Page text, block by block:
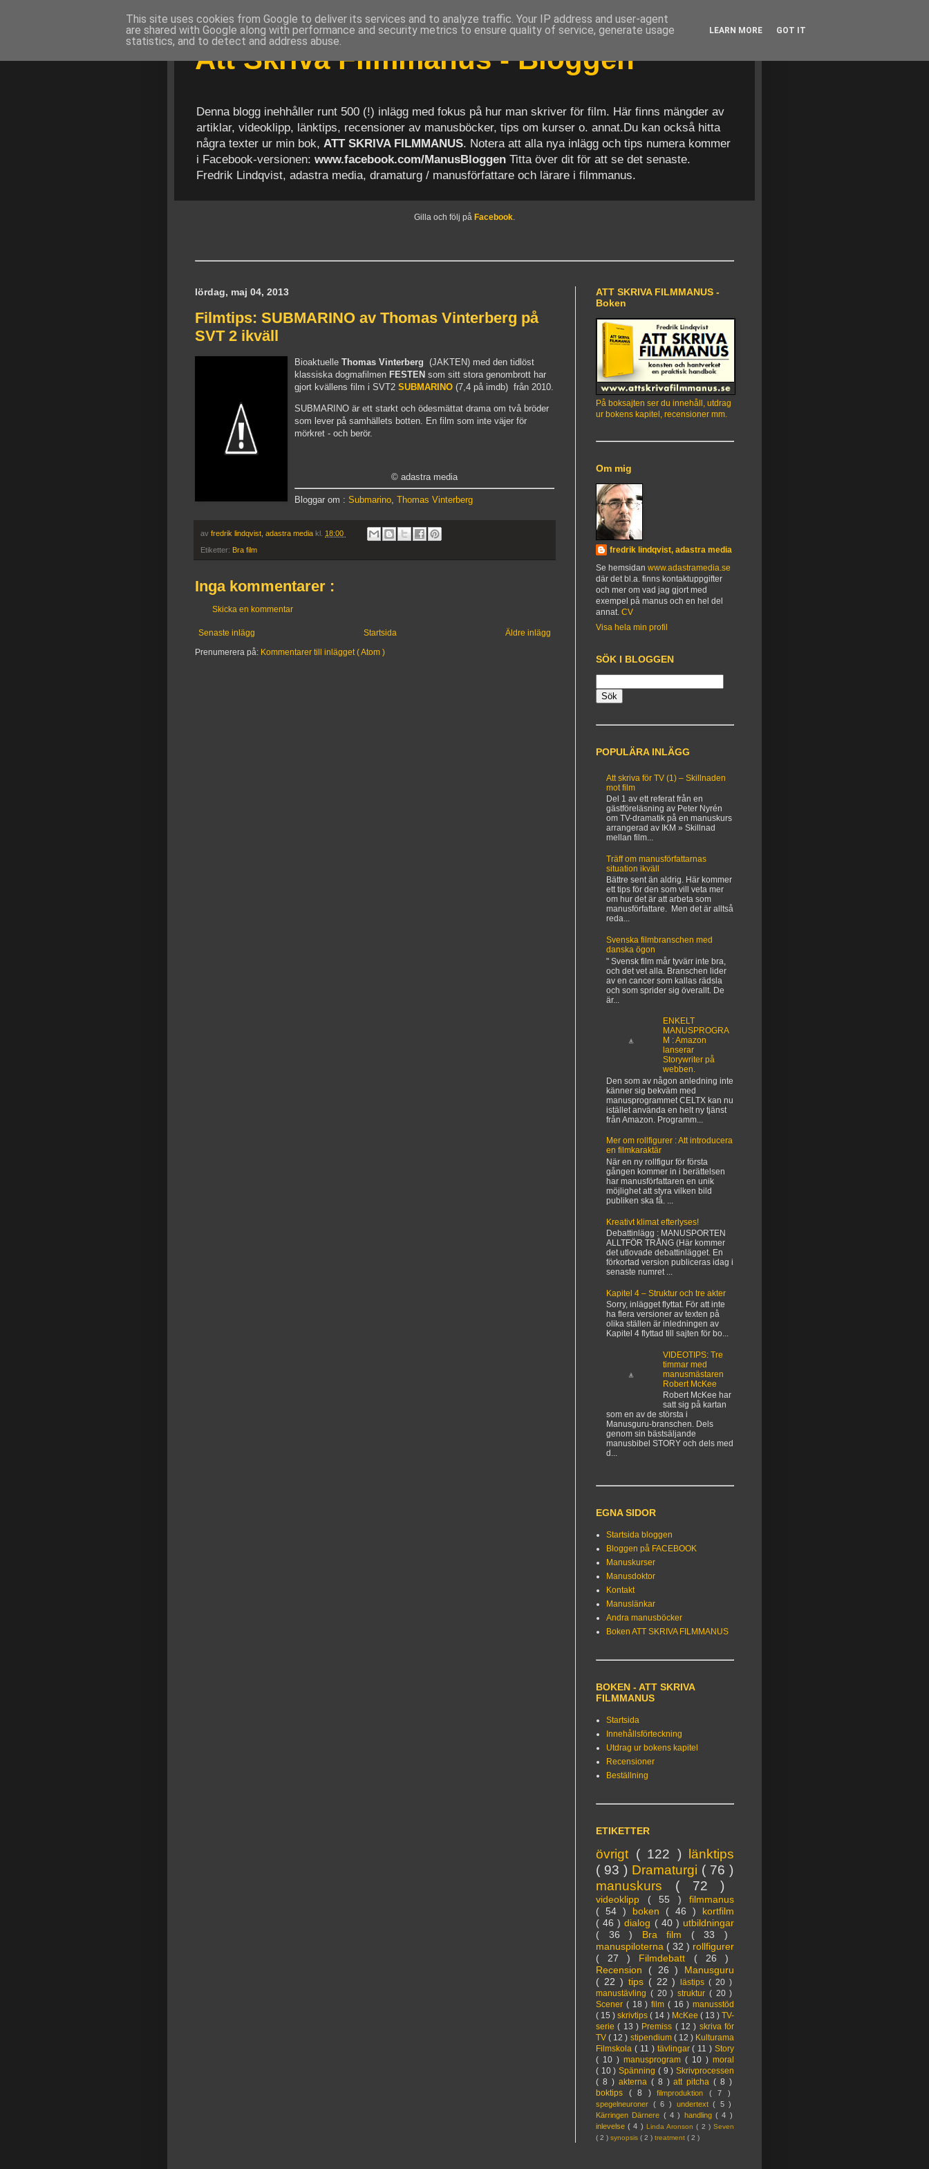
Att Skriva Filmmanus - Bloggen
Denna blogg inehhåller runt 500 (!) inlägg med fokus på hur man skriver för film. Här finns mängder av
artiklar, videoklipp, länktips, recensioner av manusböcker, tips om kurser o. annat.Du kan också hitta
några texter ur min bok, ATT SKRIVA FILMMANUS. Notera att alla nya inlägg och tips numera kommer
i Facebook-versionen: www.facebook.com/ManusBloggen Titta över dit för att se det senaste.
Fredrik Lindqvist, adastra media, dramaturg / manusförfattare och lärare i filmmanus.
Gilla och följ på Facebook.
lördag, maj 04, 2013
Filmtips: SUBMARINO av Thomas Vinterberg på
SVT 2 ikväll
Bioaktuelle Thomas Vinterberg (JAKTEN) med den tidlöst
klassiska dogmafilmen FESTEN som sitt stora genombrott har
gjort kvällens film i SVT2 SUBMARINO (7,4 på imdb) från 2010.
SUBMARINO är ett starkt och ödesmättat drama om två bröder
som lever på samhällets botten. En film som inte väjer för
mörkret - och berör.
© adastra media
Bloggar om : Submarino Thomas Vinterberg
av fredrik lindqvist, adastra media kl. 18:00
Etiketter: Bra film
Inga kommentarer :
Skicka en kommentar
Senaste inlägg Äldre inlägg
Startsida
Prenumerera på: Kommentarer till inlägget ( Atom )
ATT SKRIVA FILMMANUS -
Boken
På boksajten ser du innehåll, utdrag
ur bokens kapitel, recensioner mm.
Om mig
fredrik lindqvist, adastra media
Se hemsidan www.adastramedia.se
där det bl.a. finns kontaktuppgifter
och mer om vad jag gjort med
exempel på manus och en hel del
annat. CV
Visa hela min profil
SÖK I BLOGGEN
POPULÄRA INLÄGG
Att skriva för TV (1) – Skillnaden
mot film
Del 1 av ett referat från en
gästföreläsning av Peter Nyrén
om TV-dramatik på en manuskurs
arrangerad av IKM » Skillnad
mellan film...
Träff om manusförfattarnas
situation ikväll
Bättre sent än aldrig. Här kommer
ett tips för den som vill veta mer
om hur det är att arbeta som
manusförfattare. Men det är alltså
reda...
Svenska filmbranschen med
danska ögon
" Svensk film mår tyvärr inte bra,
och det vet alla. Branschen lider
av en cancer som kallas rädsla
och som sprider sig överallt. De
är...
ENKELT
MANUSPROGRA
M : Amazon
lanserar
Storywriter på
webben.
Den som av någon anledning inte
känner sig bekväm med
manusprogrammet CELTX kan nu
istället använda en helt ny tjänst
från Amazon. Programm...
Mer om rollfigurer : Att introducera
en filmkaraktär
När en ny rollfigur för första
gången kommer in i berättelsen
har manusförfattaren en unik
möjlighet att styra vilken bild
publiken ska få. ...
Kreativt klimat efterlyses!
Debattinlägg : MANUSPORTEN
ALLTFÖR TRÅNG (Här kommer
det utlovade debattinlägget. En
förkortad version publiceras idag i
senaste numret ...
Kapitel 4 – Struktur och tre akter
Sorry, inlägget flyttat. För att inte
ha flera versioner av texten på
olika ställen är inledningen av
Kapitel 4 flyttad till sajten för bo...
VIDEOTIPS: Tre
timmar med
manusmästaren
Robert McKee
Robert McKee har
satt sig på kartan
som en av de största i
Manusguru-branschen. Dels
genom sin bästsäljande
manusbibel STORY och dels med
d...
EGNA SIDOR
Startsida bloggen
Bloggen på FACEBOOK
Manuskurser
Manusdoktor
Kontakt
Manuslänkar
Andra manusböcker
Boken ATT SKRIVA FILMMANUS
BOKEN - ATT SKRIVA
FILMMANUS
Startsida
Innehållsförteckning
Utdrag ur bokens kapitel
Recensioner
Beställning
ETIKETTER
övrigt ( 122 ) länktips
( 93 ) Dramaturgi ( 76 )
manuskurs ( 72 )
videoklipp ( 55 ) filmmanus
( 54 ) boken ( 46 ) kortfilm
( 46 )dialog ( 40 ) utbildningar
( 36 ) Bra film ( 33 )
manuspiloterna ( 32 ) rollfigurer
( 27 ) Filmdebatt ( 26 )
Recension ( 26 ) Manusguru
( 22 ) tips ( 22 )lästips( 20 )
manustävling ( 20 ) struktur ( 20 )
Scener ( 18 ) film ( 16 ) manusstöd
( 15 )skrivtips( 14 ) McKee ( 13 )TV-
serie( 13 ) Premiss ( 12 ) skriva för
TV( 12 ) stipendium ( 12 ) Kulturama
Filmskola ( 11 ) tävlingar( 11 ) Story
( 10 ) manusprogram ( 10 ) moral
( 10 )Spänning ( 9 )Skrivprocessen
( 8 ) akterna ( 8 )att pitcha( 8 )
boktips ( 8 ) filmproduktion ( 7 )
spegelneuroner ( 6 ) undertext( 5 )
Kärringen Därnere ( 4 ) handling( 4 )
inlevelse( 4 ) Linda Aronson( 2 )Seven
( 2 ) synopsis ( 2 ) treatment ( 2 )
This site uses cookies from Google to deliver its services and to analyze traffic. Your IP address and user-agent
are shared with Google along with performance and security metrics to ensure quality of service, generate usage
statistics, and to detect and address abuse.
LEARN MORE GOT IT